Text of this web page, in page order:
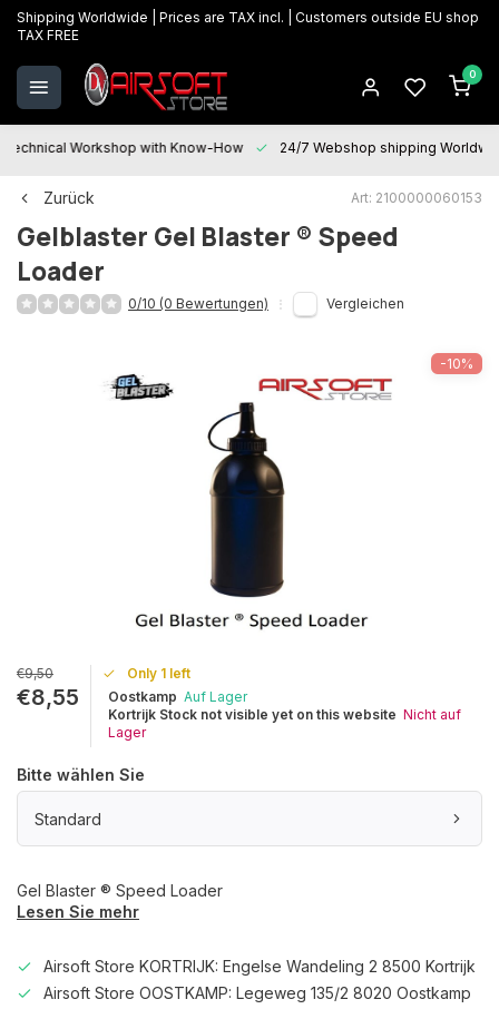
Shipping Worldwide | Prices are TAX incl. | Customers outside EU shop
TAX FREE
0
Technical Workshop with Know-How 24/7 Webshop shipping
Zurück Art: 2100000060153
Gelblaster Gel Blaster ® Speed
Loader
0/10 (0 Bewertungen) Vergleichen
-10%
€9,50
€8,55
Only 1 left
Oostkamp Auf Lager
Kortrijk Stock not visible yet on this website Nicht auf
Lager
Bitte wählen Sie
Standard
Gel Blaster ® Speed Loader
Lesen Sie mehr
Airsoft Store KORTRIJK: Engelse Wandeling 2 8500 Kortrijk
Airsoft Store OOSTKAMP: Legeweg 135/2 8020 Oostkamp